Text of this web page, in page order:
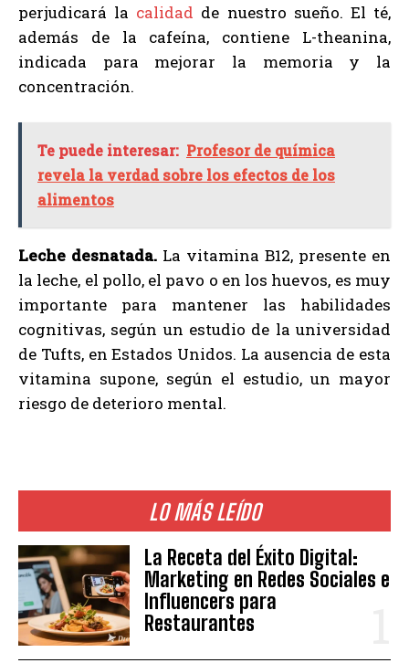
LO MÁS LEÍDO
La Receta del Éxito Digital:
Marketing en Redes Sociales e
Influencers para
Restaurantes
perjudicará la calidad de nuestro sueño. El té,
además de la cafeína, contiene L-theanina,
indicada para mejorar la memoria y la
concentración.
Te puede interesar: Profesor de química
revela la verdad sobre los efectos de los
alimentos
Leche desnatada. La vitamina B12, presente en
la leche, el pollo, el pavo o en los huevos, es muy
importante para mantener las habilidades
cognitivas, según un estudio de la universidad
de Tufts, en Estados Unidos. La ausencia de esta
vitamina supone, según el estudio, un mayor
riesgo de deterioro mental.